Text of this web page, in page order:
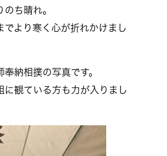
ち晴れ。
でより寒く心が折れかけまし
納相撲の写真です。
に観ている方も力が入りまし